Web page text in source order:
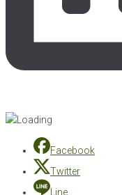
Facebook
Twitter
Line